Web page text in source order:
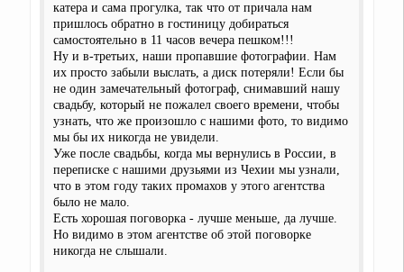
катера и сама прогулка, так что от причала нам
пришлось обратно в гостиницу добираться
самостоятельно в 11 часов вечера пешком!!!
Ну и в-третьих, наши пропавшие фотографии. Нам
их просто забыли выслать, а диск потеряли! Если бы
не один замечательный фотограф, снимавший нашу
свадьбу, который не пожалел своего времени, чтобы
узнать, что же произошло с нашими фото, то видимо
мы бы их никогда не увидели.
Уже после свадьбы, когда мы вернулись в России, в
переписке с нашими друзьями из Чехии мы узнали,
что в этом году таких промахов у этого агентства
было не мало.
Есть хорошая поговорка - лучше меньше, да лучше.
Но видимо в этом агентстве об этой поговорке
никогда не слышали.